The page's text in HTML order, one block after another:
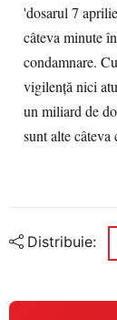
'dosarul 7
câteva minute
condamnare.
vigilență nici
un miliard de
sunt alte
Distribuie: